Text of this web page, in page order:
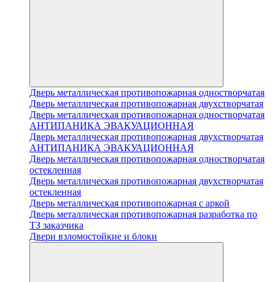
Дверь металлическая противопожарная одностворчатая
Дверь металлическая противопожарная двухстворчатая
Дверь металлическая противопожарная одностворчатая
АНТИПАНИКА ЭВАКУАЦИОННАЯ
Дверь металлическая противопожарная двухстворчатая
АНТИПАНИКА ЭВАКУАЦИОННАЯ
Дверь металлическая противопожарная одностворчатая
остекленная
Дверь металлическая противопожарная двухстворчатая
остекленная
Дверь металлическая противопожарная с аркой
Дверь металлическая противопожарная разработка по
ТЗ заказчика
Двери взломостойкие и блоки